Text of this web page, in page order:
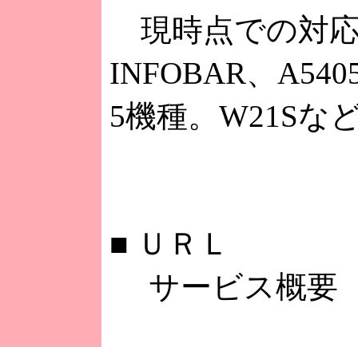
現時点での対
INFOBAR、
5機種。W21Sな
■ ＵＲＬ
サービス概要